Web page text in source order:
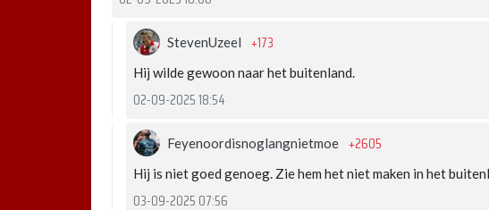
StevenUzeel +173
Hij wilde gewoon naar het buitenland.
02-09-2025 18:54
Feyenoordisnoglangnietmoe +2605
Hij is niet goed genoeg. Zie hem het niet maken in het
03-09-2025 07:56